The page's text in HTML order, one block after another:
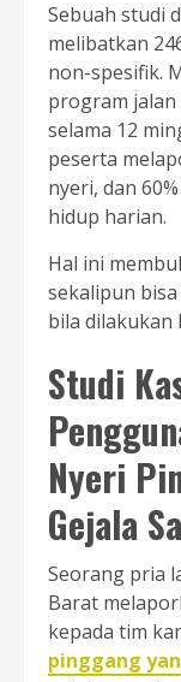
Sebuah studi
melibatkan
non-spesifik.
program
selama 12
peserta
nyeri, dan
hidup harian.
Hal ini
sekalipun
bila dilakukan
Studi
Nyeri
Gejala
Seorang pria
Barat
kepada tim
pinggang